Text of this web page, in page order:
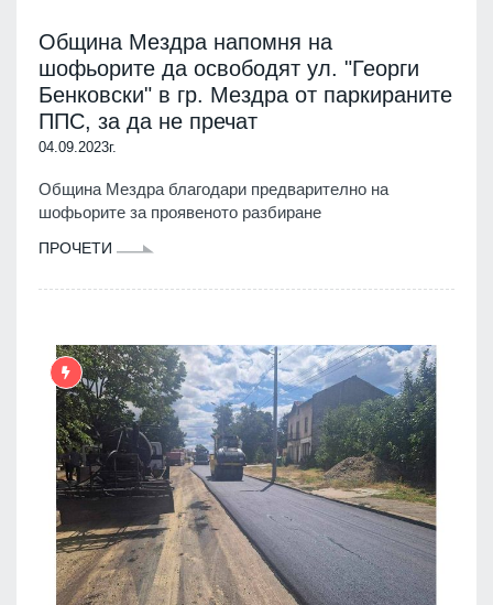
Община Мездра напомня на
шофьорите да освободят ул. "Георги
Бенковски" в гр. Мездра от паркираните
ППС, за да не пречат
04.09.2023г.
Община Мездра благодари предварително на
шофьорите за проявеното разбиране
ПРОЧЕТИ